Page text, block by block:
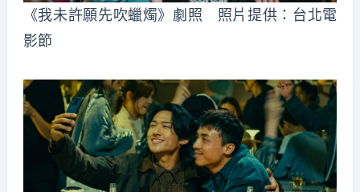
《我未許願先吹蠟燭》劇照 照片提供：台北電
影節